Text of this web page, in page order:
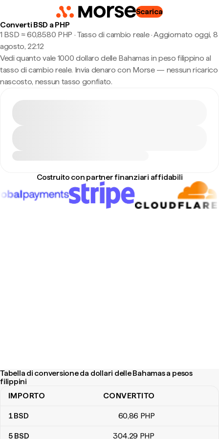
Scarica
Converti BSD a PHP
1 BSD ≈ 60,8580 PHP · Tasso di cambio reale·Aggiornato oggi, 8
agosto, 22:12
Vedi quanto vale 1000 dollaro delle Bahamas in peso filippino al
tasso di cambio reale. Invia denaro con Morse — nessun ricarico
nascosto, nessun tasso gonfiato.
Costruito con partner finanziari affidabili
Tabella di conversione da dollari delle Bahamas a pesos
filippini
Tabella di conversione da dollari delle Bahamas a pesos filippini
IMPORTO CONVERTITO
1BSD 60,86 PHP
5 BSD 304,29 PHP